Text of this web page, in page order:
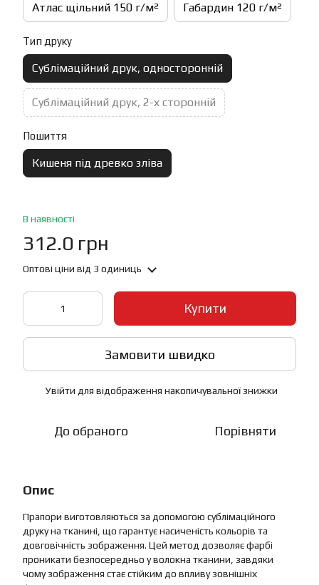
Атлас щільний 150 г/м² Габардин 120 г/м²
Тип друку
Сублімаційний друк, односторонній
Сублімаційний друк, 2-х сторонній
Пошиття
Кишеня під древко зліва
В наявності
312.0 грн
Оптові ціни від 3 одиниць
Купити
Замовити швидко
Увійти для відображення накопичувальної знижки
До обраного Порівняти
Опис
Прапори виготовляються за допомогою сублімаційного
друку на тканині, що гарантує насиченість кольорів та
довговічність зображення. Цей метод дозволяє фарбі
проникати безпосередньо у волокна тканини, завдяки
чому зображення стає стійким до впливу зовнішніх